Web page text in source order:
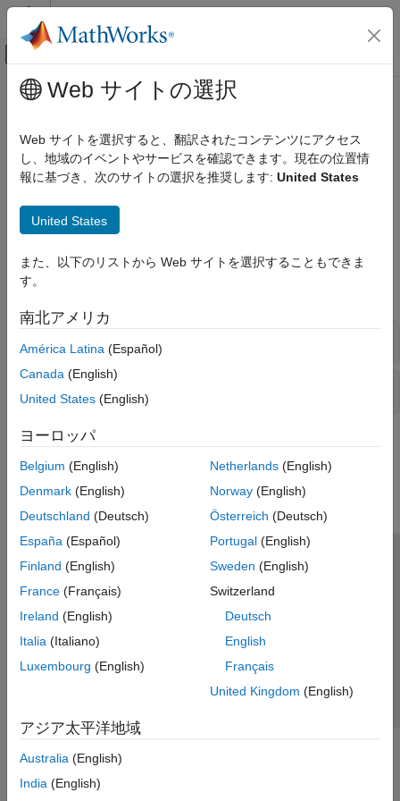
コンテンツへスキップ
オフキャンバス ナビゲーション メ
ドキュメンテーションのホーム
モデル化
モデリング ガイドライン
カテゴリ
Stateflow チャートの考慮事項
MATLAB 関数と MATLAB コードの考慮事
コンフィギュレーション パラメーターの考
要件の考慮事項
MISRA C 準拠の考慮事項
メインコンテンツ
MATLAB 関数と MATLAB
考慮事項
MATLAB 関数、MATLAB®コード
適用します。
モデリング ガイドライン
MATLAB
この情報は役に立ちましたか？
Web サイトの選択
Web サイトを選択すると、翻訳されたコンテンツにアクセス
し、地域のイベントやサービスを確認できます。現在の位置情
報に基づき、次のサイトの選択を推奨します: United States
United States
また、以下のリストから Web サイトを選択することもできま
す。
南北アメリカ
América Latina (Español)
Canada (English)
United States (English)
ヨーロッパ
Belgium (English)
Denmark (English)
Deutschland (Deutsch)
España (Español)
Finland (English)
France (Français)
Ireland (English)
Italia (Italiano)
Luxembourg (English)
Netherlands(English)
Norway(English)
Österreich (Deutsch)
Portugal(English)
Sweden (English)
Switzerland
Deutsch
English
Français
United Kingdom (English)
アジア太平洋地域
Australia (English)
India (English)
トラストセンター
プライバシー ポリシー
違法コピー防止
アプリケーション ステータス
© 1994-2026 The MathWorks, Inc.